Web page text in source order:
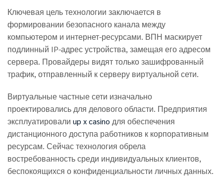
Ключевая цель технологии заключается в
формировании безопасного канала между
компьютером и интернет-ресурсами. ВПН маскирует
подлинный IP-адрес устройства, замещая его адресом
сервера. Провайдеры видят только зашифрованный
трафик, отправленный к серверу виртуальной сети.
Виртуальные частные сети изначально
проектировались для делового области. Предприятия
эксплуатировали up x casino для обеспечения
дистанционного доступа работников к корпоративным
ресурсам. Сейчас технология обрела
востребованность среди индивидуальных клиентов,
беспокоящихся о конфиденциальности личных данных.